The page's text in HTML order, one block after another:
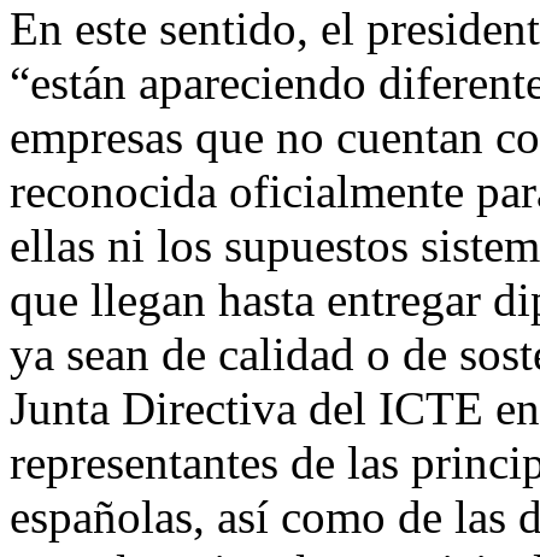
En este sentido, el
“están apareciendo
empresas que no cuentan
reconocida oficialmente
ellas ni los supuestos
que llegan hasta entregar
ya sean de calidad o de
Junta Directiva del ICTE
representantes de las
españolas, así como de las